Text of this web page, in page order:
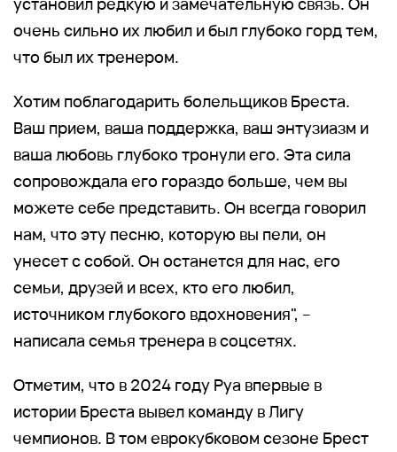
очень сильно их любил и был глубоко горд тем,
что был их тренером.
Хотим поблагодарить болельщиков Бреста.
Ваш прием, ваша поддержка, ваш энтузиазм и
ваша любовь глубоко тронули его. Эта сила
сопровождала его гораздо больше, чем вы
можете себе представить. Он всегда говорил
нам, что эту песню, которую вы пели, он
унесет с собой. Он останется для нас, его
семьи, друзей и всех, кто его любил,
источником глубокого вдохновения", –
написала семья тренера в соцсетях.
Отметим, что в 2024 году Руа впервые в
истории Бреста вывел команду в Лигу
чемпионов. В том еврокубковом сезоне Брест